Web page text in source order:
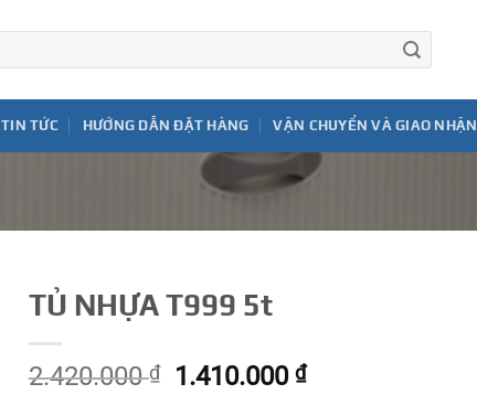
TIN TỨC HƯỚNG DẪN ĐẶT HÀNG VẬN CHUYỂN VÀ GIAO NHẬN
TỦ NHỰA T999 5t
2.420.000₫
Giá
1.410.000₫Giá